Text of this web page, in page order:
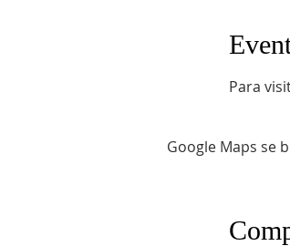
Para
Google Maps se